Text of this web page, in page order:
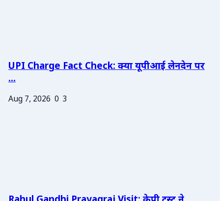
UPI Charge Fact Check: क्या यूपीआई लेनदेन पर
...
Aug 7, 2026 0 3